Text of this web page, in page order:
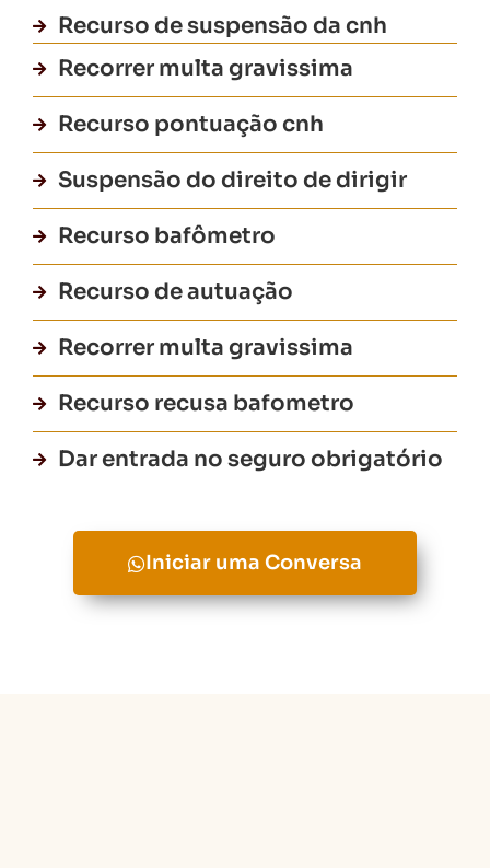
Recurso de suspensão da cnh
Recorrer multa gravissima
Recurso pontuação cnh
Suspensão do direito de dirigir
Recurso bafômetro
Recurso de autuação
Recorrer multa gravissima
Recurso recusa bafometro
Dar entrada no seguro obrigatório
Iniciar uma Conversa